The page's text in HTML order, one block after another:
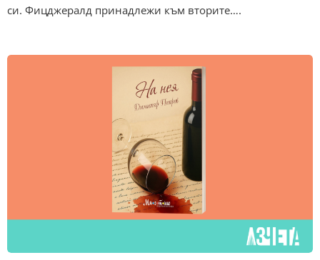
си. Фицджералд принадлежи към вторите….